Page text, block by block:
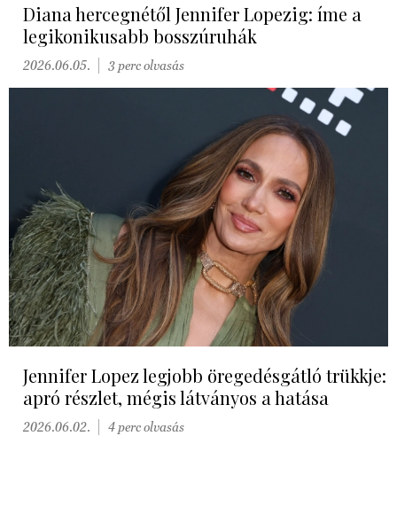
Diana hercegnétől Jennifer Lopezig: íme a
legikonikusabb bosszúruhák
2026.06.05. 3 perc olvasás
Jennifer Lopez legjobb öregedésgátló trükkje:
apró részlet, mégis látványos a hatása
2026.06.02. 4 perc olvasás